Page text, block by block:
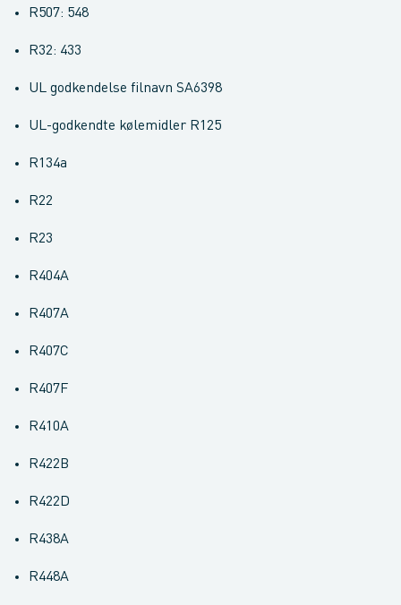
R507: 548
R32: 433
UL godkendelse filnavn SA6398
UL-godkendte kølemidler R125
R134a
R22
R23
R404A
R407A
R407C
R407F
R410A
R422B
R422D
R438A
R448A